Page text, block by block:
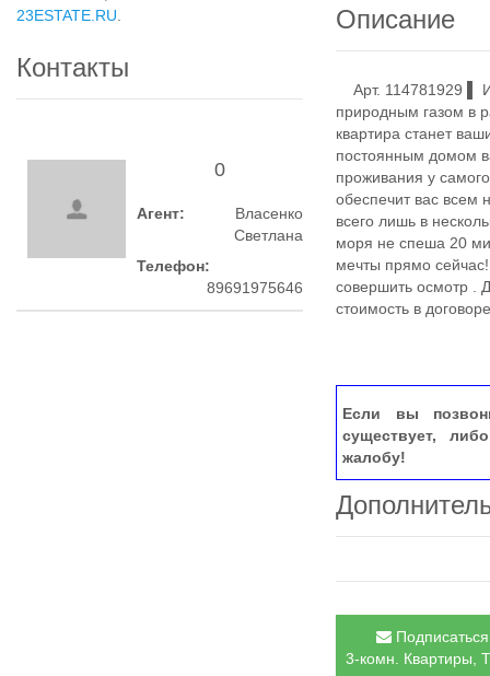
23ESTATE.RU
Контакты
0
Агент:
Власенко
Светлана
Телефон:
89691975646
Описание
Арт. 114781929 ▌
природным газом в
квартира станет
постоянным домом
проживания у
обеспечит вас всем
всего лишь в
моря не спеша 20
мечты прямо
совершить осмотр .
стоимость в
Если вы
существует,
жалобу!
3-комн. Квартиры,